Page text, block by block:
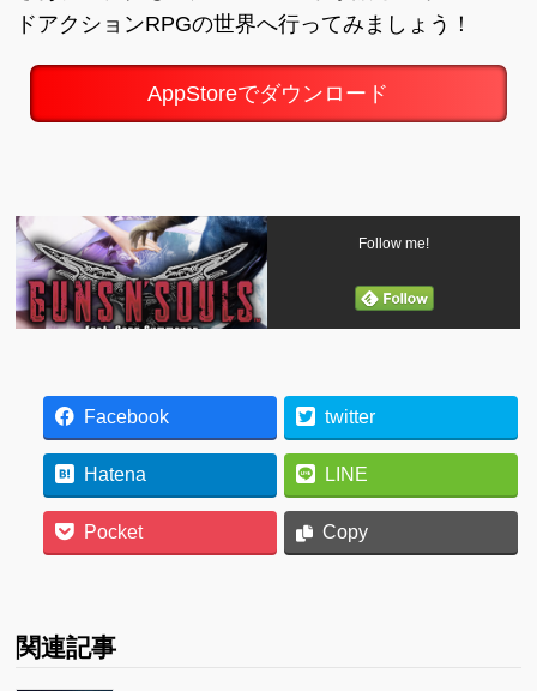
ドアクションRPGの世界へ行ってみましょう！
AppStoreでダウンロード
Follow me!
Facebook twitter
Hatena LINE
Pocket Copy
関連記事